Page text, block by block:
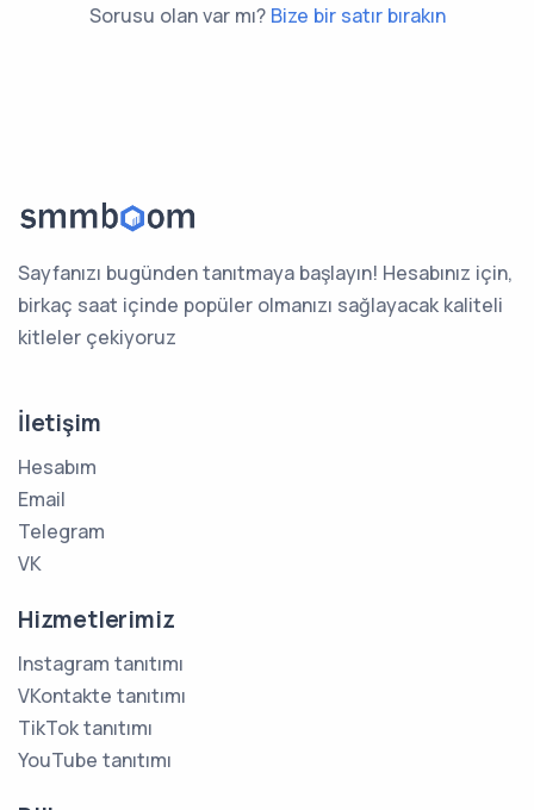
Sorusu olan var mı? Bize bir satır bırakın
Sayfanızı bugünden tanıtmaya başlayın! Hesabınız için,
birkaç saat içinde popüler olmanızı sağlayacak kaliteli
kitleler çekiyoruz
İletişim
Hesabım
Email
Telegram
VK
Hizmetlerimiz
Instagram tanıtımı
VKontakte tanıtımı
TikTok tanıtımı
YouTube tanıtımı